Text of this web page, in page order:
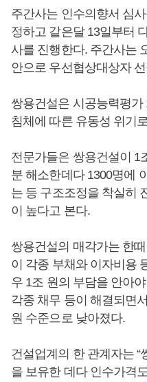
주간사는 인수의향서 심
정하고 같은달 13일부터
사를 진행한다. 주간사는
안으로 우선협상대상자
쌍용건설은 시공능력평가
침체에 따른 유동성 위기
전문가들은 쌍용건설이 1
분 해소한데다 1300명에
는 등 구조조정을 착실히
이 높다고 본다.
쌍용건설의 매각가는 한
이 각종 부채와 이자비용
우 1조 원의 부담을 안아
각종 채무 등이 해결되면
원 수준으로 낮아졌다.
건설업계의 한 관계자는
을 보유한 데다 인수가격